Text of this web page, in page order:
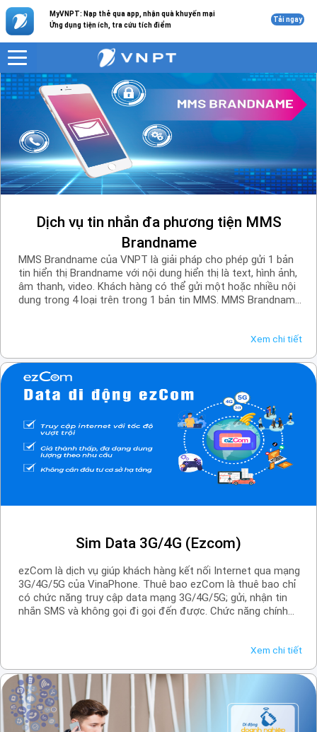
MyVNPT: Nạp thẻ qua app, nhận quà khuyến mại
Ứng dụng tiện ích, tra cứu tích điểm
Tải ngay
Di động doanh nghiệp
Dịch vụ tin nhắn đa phương tiện MMS
Brandname
MMS Brandname của VNPT là giải pháp cho phép gửi 1 bản
tin hiển thị Brandname với nội dung hiển thị là text, hình ảnh,
âm thanh, video. Khách hàng có thể gửi một hoặc nhiều nội
dung trong 4 loại trên trong 1 bản tin MMS. MMS Brandname
Xem chi tiết
Sim Data 3G/4G (Ezcom)
ezCom là dịch vụ giúp khách hàng kết nối Internet qua mạng
3G/4G/5G của VinaPhone. Thuê bao ezCom là thuê bao chỉ
có chức năng truy cập data mạng 3G/4G/5G; gửi, nhận tin
nhắn SMS và không gọi đi gọi đến được. Chức năng chính
Xem chi tiết